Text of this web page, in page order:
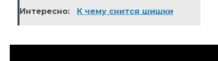
Интересно: К чему снится шишки